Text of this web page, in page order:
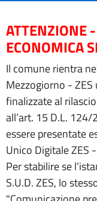
ATTENZIONE
ECONOMICA
Il comune rientra
Mezzogiorno -
finalizzate al
all’art. 15 D.L.
essere presentate
Unico Digitale ZES
Per stabilire se
S.U.D. ZES, lo